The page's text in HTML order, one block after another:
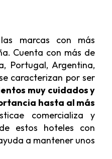
marcas con más
Cuenta con más de
Portugal, Argentina,
caracterizan por ser
muy cuidados y
hasta al más
comercializa y
estos hoteles con
a mantener unos